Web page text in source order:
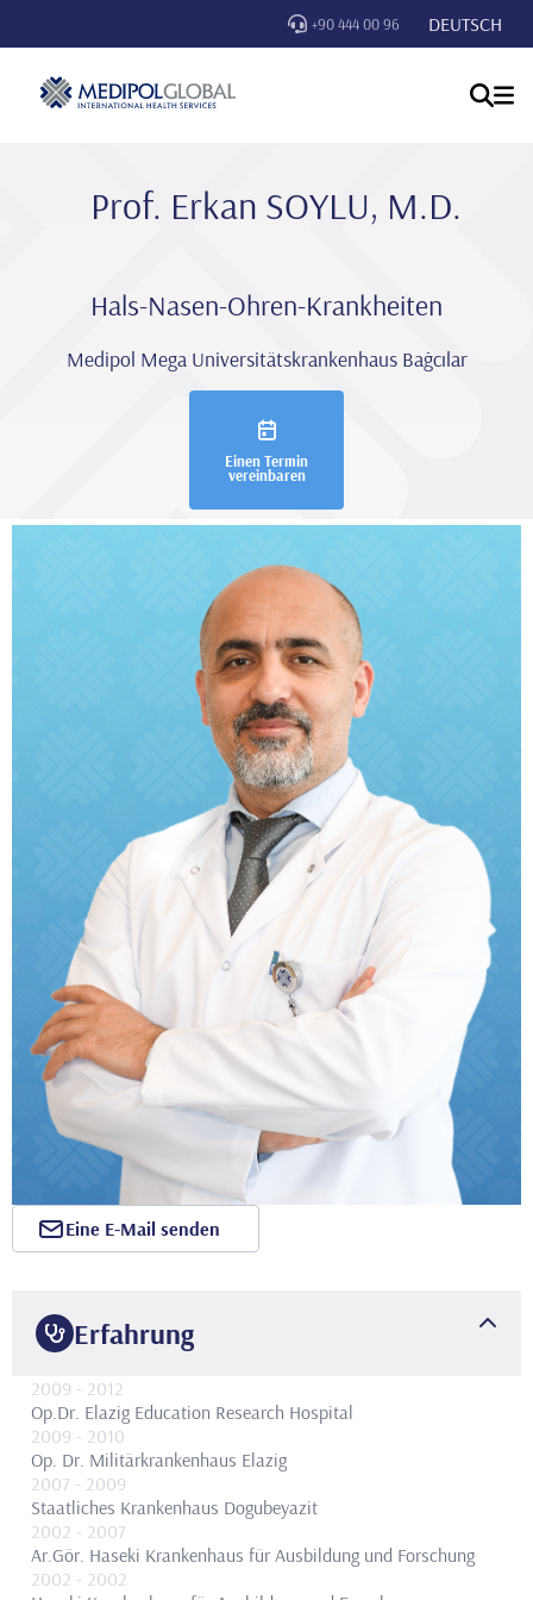
+90 444 00 96 DEUTSCH
Prof. Erkan SOYLU, M.D.
Hals-Nasen-Ohren-Krankheiten
Medipol Mega Universitätskrankenhaus Bağcılar
Einen Termin
vereinbaren
Erfahrung
2009 - 2012
Op.Dr. Elazig Education Research Hospital
2009 - 2010
Op. Dr. Militärkrankenhaus Elazig
2007 - 2009
Staatliches Krankenhaus Dogubeyazit
2002 - 2007
Ar.Gör. Haseki Krankenhaus für Ausbildung und Forschung
2002 - 2002
Eine E-Mail senden